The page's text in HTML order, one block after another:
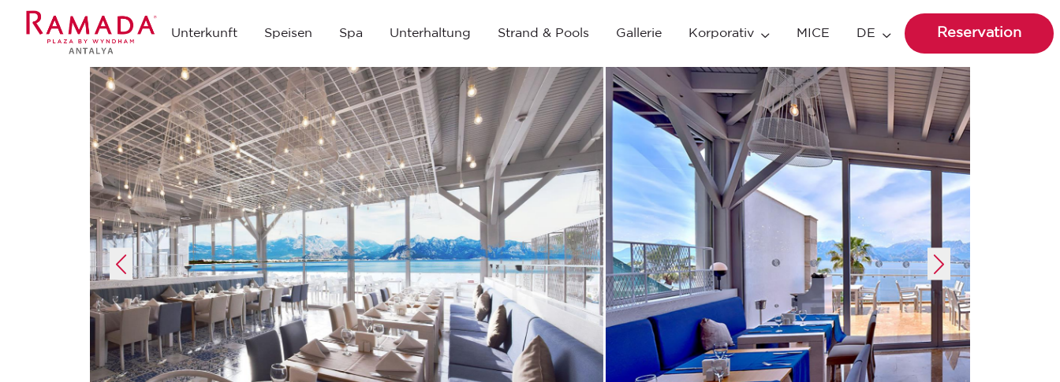
Unterkunft Speisen Spa Unterhaltung Strand & Pools Gallerie Korporativ MICE DE Reservation